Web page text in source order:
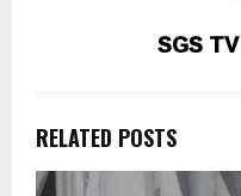
SGS
RELATED POSTS